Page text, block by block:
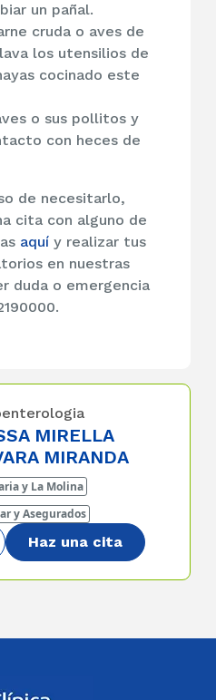
un pañal.
cruda o aves de
los utensilios de
cocinado este
o sus pollitos y
con heces de
de necesitarlo,
cita con alguno de
aquí y realizar tus
en nuestras
duda o emergencia
MIRELLA
MIRANDA
y La Molina
y Asegurados
Haz una cita